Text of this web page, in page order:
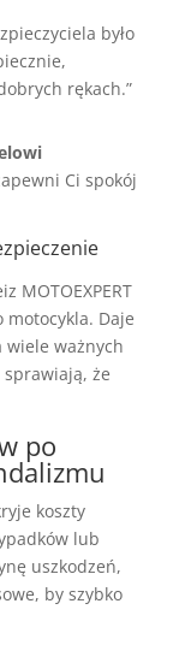
było
rękach.”
Ci spokój
MOTOEXPERT
Daje
wiele ważnych
że
po
koszty
lub
uszkodzeń,
by szybko